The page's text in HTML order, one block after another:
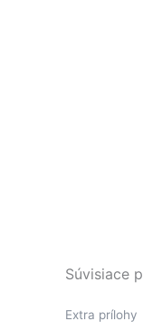
Súvisiace
Extra prílohy